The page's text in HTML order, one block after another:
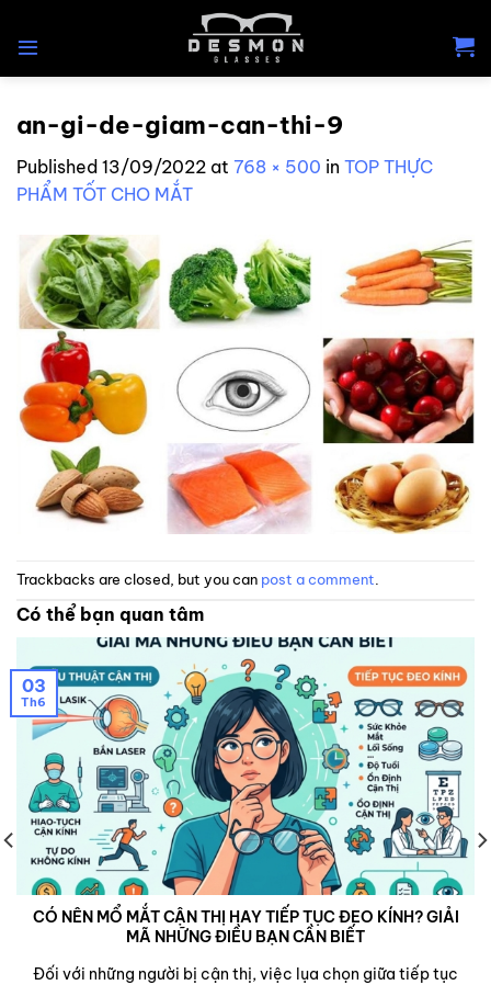
an-gi-de-giam-can-thi-9
Published 13/09/2022 at 768 × 500 in TOP THỰC
PHẨM TỐT CHO MẮT
Trackbacks are closed, but you can post a comment
Có thể bạn quan tâm
CÓ NÊN MỔ MẮT CẬN THỊ HAY TIẾP TỤC ĐEO KÍNH? GIẢI
MÃ NHỮNG ĐIỀU BẠN CẦN BIẾT
Đối với những người bị cận thị, việc lụa chọn giữa tiếp tục
03
Th6